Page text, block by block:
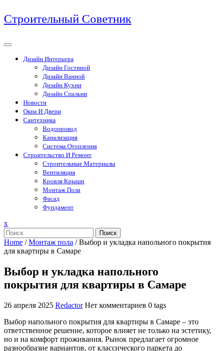
Перейти
к
Строительный Советник
Дизайн Интерьера
Дизайн Гостиной
Дизайн Ванной
Дизайн Кухни
Дизайн Спальни
Новости
Окна И Двери
Сантехника
Водопровод
Канализация
Система Отопления
Строительство И Ремонт
Строительные Материалы
Вентиляция
Кровля Крыши
Монтаж Пола
Фасад
Фундамент
xЗакрыть
меню
Поиск
Home /Монтаж пола /Выбор и укладка напольного покрытия
для квартиры в Самаре
Выбор и укладка напольного
покрытия для квартиры в Самаре
26 апреля 2025 Redactor Нет комментариев 0 tags
Выбор напольного покрытия для квартиры в Самаре – это
ответственное решение, которое влияет не только на эстетику,
но и на комфорт проживания. Рынок предлагает огромное
разнообразие вариантов, от классического паркета до